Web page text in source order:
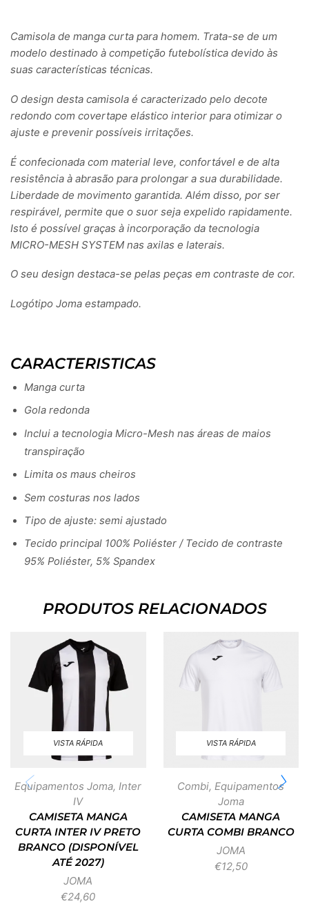
Camisola de manga curta para homem. Trata-se de um
modelo destinado à competição futebolística devido às
suas características técnicas.
O design desta camisola é caracterizado pelo decote
redondo com covertape elástico interior para otimizar o
ajuste e prevenir possíveis irritações.
É confecionada com material leve, confortável e de alta
resistência à abrasão para prolongar a sua durabilidade.
Liberdade de movimento garantida. Além disso, por ser
respirável, permite que o suor seja expelido rapidamente.
Isto é possível graças à incorporação da tecnologia
MICRO-MESH SYSTEM nas axilas e laterais.
O seu design destaca-se pelas peças em contraste de cor.
Logótipo Joma estampado.
CARACTERISTICAS
Manga curta
Gola redonda
Inclui a tecnologia Micro-Mesh nas áreas de maios
transpiração
Limita os maus cheiros
Sem costuras nos lados
Tipo de ajuste: semi ajustado
Tecido principal 100% Poliéster / Tecido de contraste
95% Poliéster, 5% Spandex
PRODUTOS RELACIONADOS
VISTA RÁPIDA
Equipamentos Joma, Inter
IV
CAMISETA MANGA
CURTA INTER IV PRETO
BRANCO (DISPONÍVEL
ATÉ 2027)
JOMA
€24,60
VISTA RÁPIDA
Combi, Equipamentos
Joma
CAMISETA MANGA
CURTA COMBI BRANCO
JOMA
€12,50